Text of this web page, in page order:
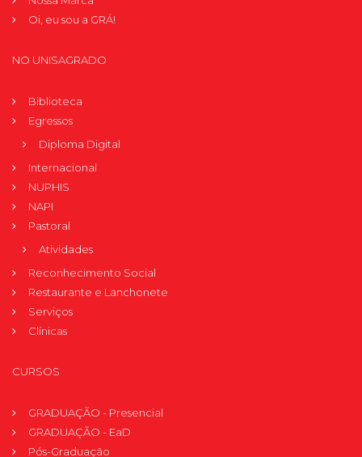
Oi, eu sou a GRÁ!
NO UNISAGRADO
Biblioteca
Egressos
Diploma Digital
Internacional
NUPHIS
NAPI
Pastoral
Atividades
Reconhecimento Social
Restaurante e Lanchonete
Serviços
Clínicas
CURSOS
GRADUAÇÃO - Presencial
GRADUAÇÃO - EaD
Pós-Graduação